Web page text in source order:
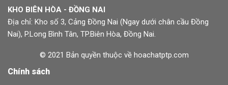
KHO BIÊN HÒA - ĐỒNG NAI
Địa chỉ: Kho số 3, Cảng Đồng Nai (Ngay dưới chân cầu Đồng
Nai), P.Long Bình Tân, TP.Biên Hòa, Đồng Nai.
© 2021 Bản quyền thuộc về hoachatptp.com
Chính sách